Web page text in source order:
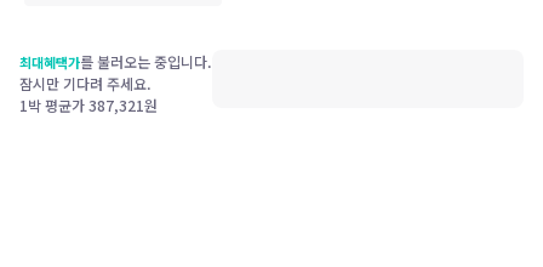
최대혜택가를 불러오는 중입니다.
잠시만 기다려 주세요.
1박 평균가387,321원